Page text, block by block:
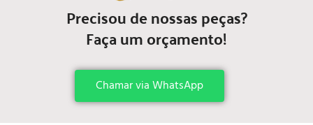
Precisou de nossas peças?
Faça um orçamento!
Chamar via WhatsApp